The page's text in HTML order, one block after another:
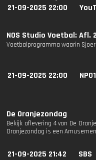
21-09-2025 22:00
NOS Studio Voetbal: Afl.
Voetbalprogramma waarin
21-09-2025 22:00 NPO1
De Oranjezondag
Bekijk aflevering 4 van De
Oranjezondag is een
21-09-2025 21:42 SBS